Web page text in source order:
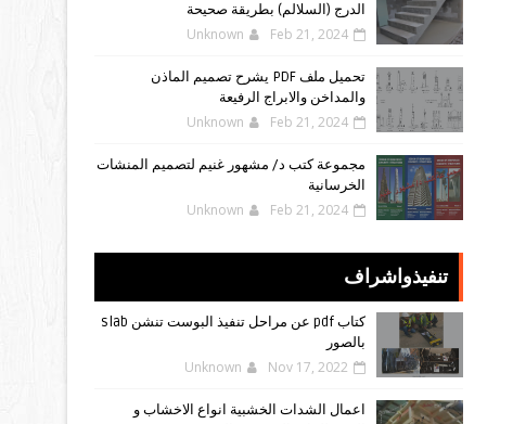
الدرج (السلالم) بطريقة صحيحة
Unknown Feb 21, 2024
تحميل ملف PDF يشرح تصميم الماذن
والمداخن والابراج الرفيعة
Unknown Feb 21, 2024
مجموعة كتب د/ مشهور غنيم لتصميم المنشات
الخرسانية
Unknown Feb 21, 2024
تنفيذواشراف
كتاب pdf عن مراحل تنفيذ البوست تنشن slab
بالصور
Unknown Nov 17, 2022
اعمال الشدات الخشبية انواع الاخشاب و